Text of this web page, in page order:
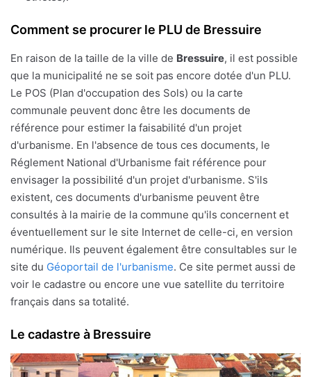
Comment se procurer le PLU de Bressuire
En raison de la taille de la ville de Bressuire, il est possible
que la municipalité ne se soit pas encore dotée d'un PLU.
Le POS (Plan d'occupation des Sols) ou la carte
communale peuvent donc être les documents de
référence pour estimer la faisabilité d'un projet
d'urbanisme. En l'absence de tous ces documents, le
Réglement National d'Urbanisme fait référence pour
envisager la possibilité d'un projet d'urbanisme. S'ils
existent, ces documents d'urbanisme peuvent être
consultés à la mairie de la commune qu'ils concernent et
éventuellement sur le site Internet de celle-ci, en version
numérique. Ils peuvent également être consultables sur le
site du Géoportail de l'urbanisme. Ce site permet aussi de
voir le cadastre ou encore une vue satellite du territoire
français dans sa totalité.
Le cadastre à Bressuire